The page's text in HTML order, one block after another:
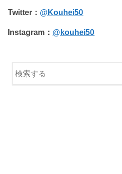
Twitter： @Kouhei50
Instagram： @kouhei50